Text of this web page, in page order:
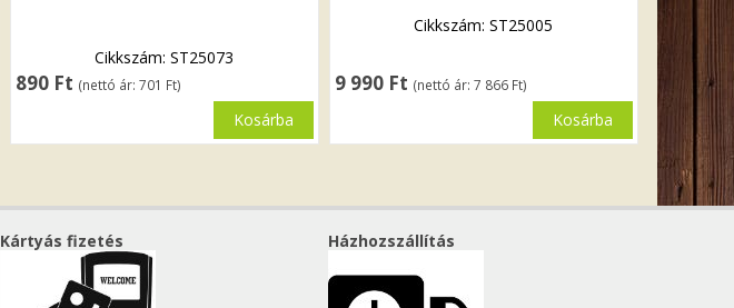
890 Ft (nettó ár: 701 Ft)
Cikkszám: ST25073
Kosárba
9 990 Ft (nettó ár: 7 866 Ft)
Cikkszám: ST25005
Kosárba
Kártyás fizetés Házhozszállítás